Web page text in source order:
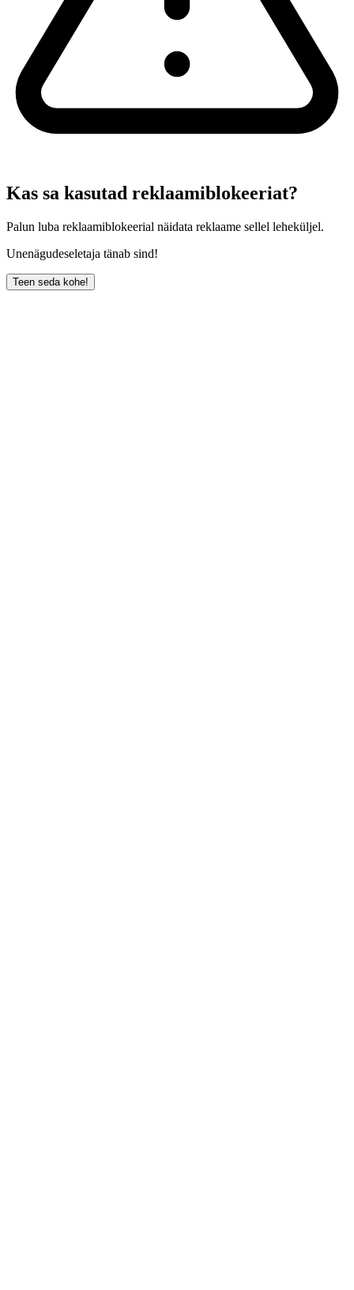
Kas sa kasutad reklaamiblokeeriat?
Palun luba reklaamiblokeerial näidata reklaame sellel leheküljel.
Unenägudeseletaja tänab sind!
Teen seda kohe!